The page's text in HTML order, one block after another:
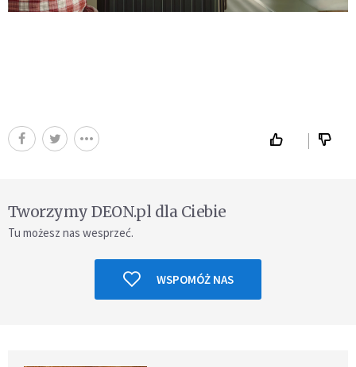
Tworzymy DEON.pl dla Ciebie
Tu możesz nas wesprzeć.
WSPOMÓŻ NAS